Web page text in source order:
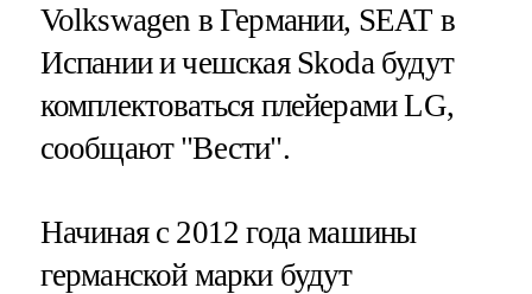
Volkswagen в Германии, SEAT в
Испании и чешская Skoda будут
комплектоваться плейерами LG,
сообщают "Вести".
Начиная с 2012 года машины
германской марки будут